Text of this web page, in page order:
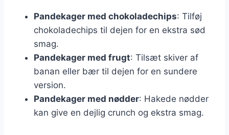
Pandekager med chokoladechips: Tilføj
chokoladechips til dejen for en ekstra sød
smag.
Pandekager med frugt: Tilsæt skiver af
banan eller bær til dejen for en sundere
version.
Pandekager med nødder: Hakede nødder
kan give en dejlig crunch og ekstra smag.